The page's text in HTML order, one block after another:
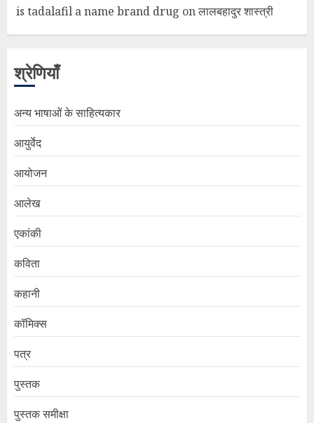
is tadalafil a name brand drug onलालबहादुर शास्त्री
श्रेणियाँ
अन्य भाषाओं के साहित्यकार
आयुर्वेद
आयोजन
आलेख
एकांकी
कविता
कहानी
कॉमिक्स
पत्र
पुस्तक
पुस्तक समीक्षा